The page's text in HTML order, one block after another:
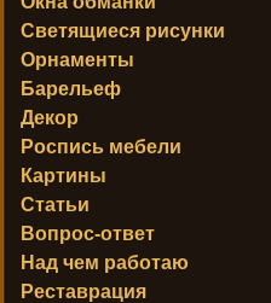
Светящиеся рисунки
Орнаменты
Барельеф
Декор
Роспись мебели
Картины
Статьи
Вопрос-ответ
Над чем работаю
Реставрация